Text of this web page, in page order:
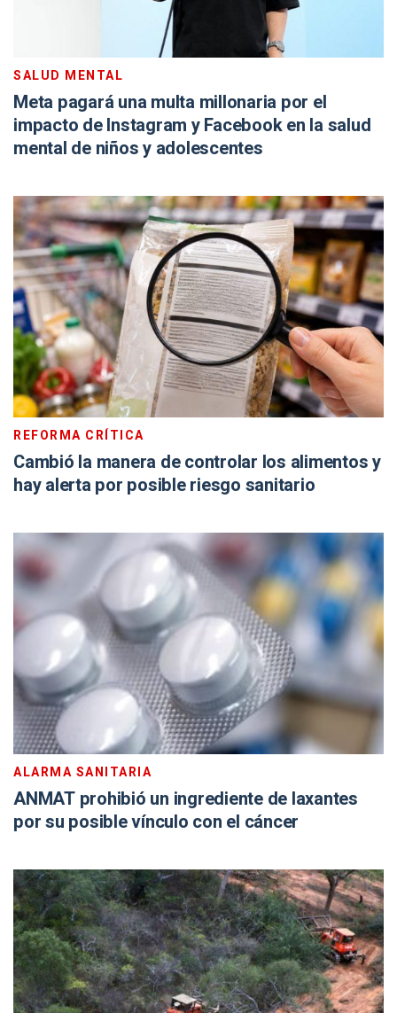
SALUD MENTAL
Meta pagará una multa millonaria por el
impacto de Instagram y Facebook en la salud
mental de niños y adolescentes
REFORMA CRÍTICA
Cambió la manera de controlar los alimentos y
hay alerta por posible riesgo sanitario
ALARMA SANITARIA
ANMAT prohibió un ingrediente de laxantes
por su posible vínculo con el cáncer